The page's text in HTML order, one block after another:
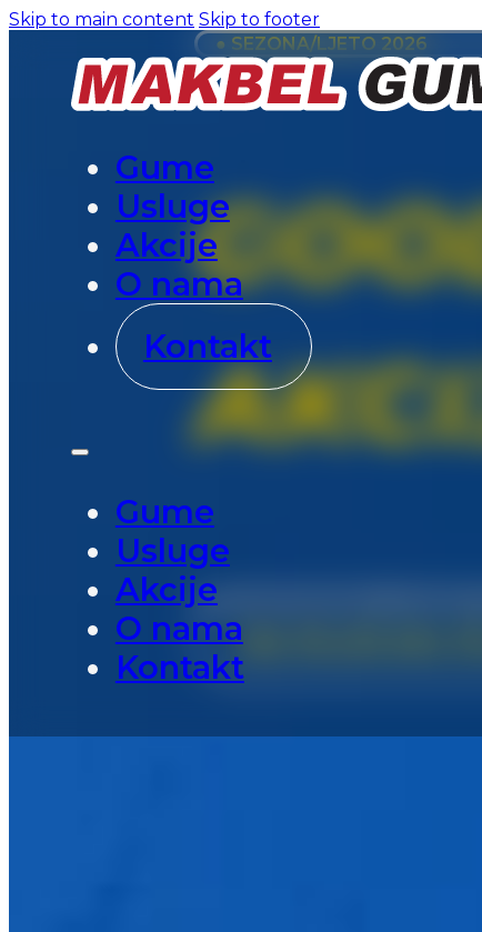
Skip to main content Skip to footer
Gume
Usluge
Akcije
O nama
Kontakt
Gume
Usluge
Akcije
O nama
Kontakt
● SEZONA/LJETO 2026
Povrat novca do 150KM pri
OD 15.03 DO